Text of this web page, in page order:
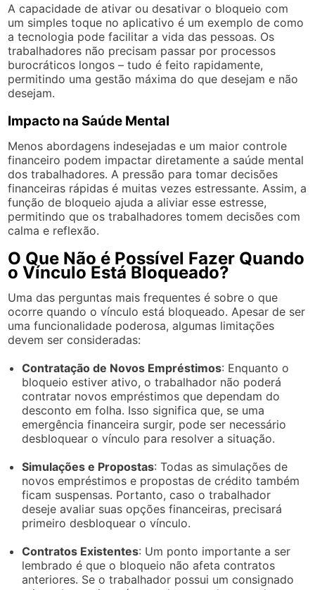
A capacidade de ativar ou desativar o bloqueio com
um simples toque no aplicativo é um exemplo de como
a tecnologia pode facilitar a vida das pessoas. Os
trabalhadores não precisam passar por processos
burocráticos longos – tudo é feito rapidamente,
permitindo uma gestão máxima do que desejam e não
desejam.
Impacto na Saúde Mental
Menos abordagens indesejadas e um maior controle
financeiro podem impactar diretamente a saúde mental
dos trabalhadores. A pressão para tomar decisões
financeiras rápidas é muitas vezes estressante. Assim, a
função de bloqueio ajuda a aliviar esse estresse,
permitindo que os trabalhadores tomem decisões com
calma e reflexão.
O Que Não é Possível Fazer Quando
o Vínculo Está Bloqueado?
Uma das perguntas mais frequentes é sobre o que
ocorre quando o vínculo está bloqueado. Apesar de ser
uma funcionalidade poderosa, algumas limitações
devem ser consideradas:
Contratação de Novos Empréstimos: Enquanto o
bloqueio estiver ativo, o trabalhador não poderá
contratar novos empréstimos que dependam do
desconto em folha. Isso significa que, se uma
emergência financeira surgir, pode ser necessário
desbloquear o vínculo para resolver a situação.
Simulações e Propostas: Todas as simulações de
novos empréstimos e propostas de crédito também
ficam suspensas. Portanto, caso o trabalhador
deseje avaliar suas opções financeiras, precisará
primeiro desbloquear o vínculo.
Contratos Existentes: Um ponto importante a ser
lembrado é que o bloqueio não afeta contratos
anteriores. Se o trabalhador possui um consignado